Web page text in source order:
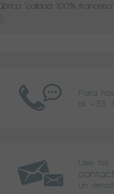
"calidad 100% francesa"
Para
al
+33
Use los
un email.